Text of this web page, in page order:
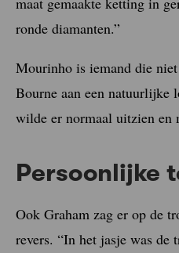
ronde diamanten.”
Mourinho is iemand die
Bourne aan een natuurlijke
wilde er normaal uitzien en
Persoonlijke
Ook Graham zag er op de
revers. “In het jasje was